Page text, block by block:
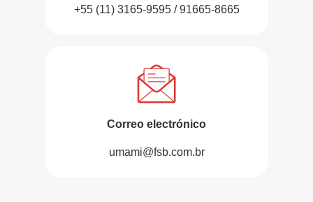
+55 (11) 3165-9595 / 91665-8665
Correo electrónico
umami@fsb.com.br